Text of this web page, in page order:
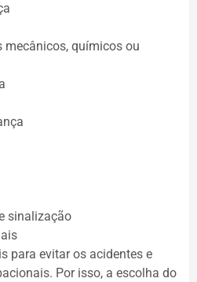
mecânicos, químicos ou
sinalização
para evitar os acidentes e
Por isso, a escolha do